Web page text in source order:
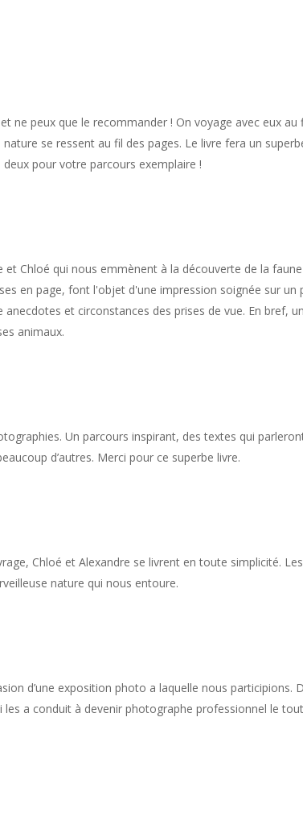
ne peux que le recommander ! On voyage avec eux
se ressent au fil des pages. Le livre fera un
pour votre parcours exemplaire !
Chloé qui nous emmènent à la découverte de la
en page, font l'objet d'une impression soignée sur
et circonstances des prises de vue. En bref,
animaux.
Un parcours inspirant, des textes qui
d’autres. Merci pour ce superbe livre.
Chloé et Alexandre se livrent en toute simplicité.
nature qui nous entoure.
d’une exposition photo a laquelle nous
les a conduit à devenir photographe professionnel le